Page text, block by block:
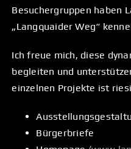
Besuchergruppen haben
„Langquaider Weg“
Ich freue mich, diese
begleiten und
einzelnen Projekte ist
Bürgerbriefe